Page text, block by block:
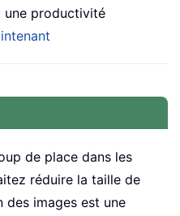
une productivité
de place dans les
réduire la taille de
images est une